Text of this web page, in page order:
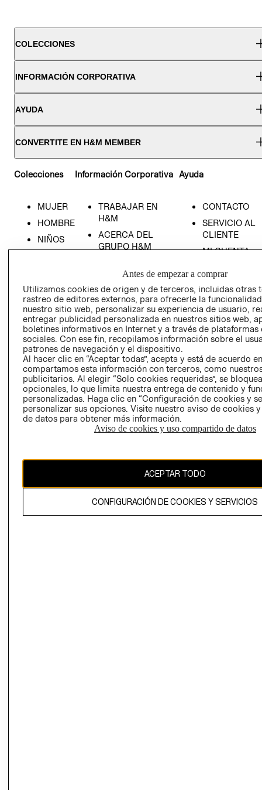
COLECCIONES
INFORMACIÓN CORPORATIVA
AYUDA
CONVERTITE EN H&M MEMBER
Colecciones
MUJER
HOMBRE
NIÑOS
Información Corporativa
TRABAJAR EN
H&M
ACERCA DEL
GRUPO H&M
SOCIAL
PRENSA
RELACIÓN CON
INVERSIONISTAS
POLÍTICA
EMPRESARIAL
Ayuda
CONTACTO
SERVICIO AL
CLIENTE
MI CUENTA
TIENDAS
- RETIRO EN
TIENDA
TÉRMINOS Y
AVISO DE
PRIVACIDAD
GIFT CARD
AVISO DE
Antes de empezar a comprar
Utilizamos cookies de origen y de terceros, incluidas otras
rastreo de editores externos, para ofrecerle la
nuestro sitio web, personalizar su experiencia de usuario,
entregar publicidad personalizada en nuestros sitios web,
boletines informativos en Internet y a través de plataformas
sociales. Con ese fin, recopilamos información sobre el
patrones de navegación y el dispositivo.
Al hacer clic en “Aceptar todas”, acepta y está de acuerdo
compartamos esta información con terceros, como
publicitarios. Al elegir “Solo cookies requeridas”, se
opcionales, lo que limita nuestra entrega de contenido y
personalizadas. Haga clic en “Configuración de cookies y
personalizar sus opciones. Visite nuestro aviso de cookies
de datos para obtener más información.
Aviso de cookies y uso compartido de datos
ACEPTAR TODO
CONFIGURACIÓN DE COOKIES Y SERVICIOS